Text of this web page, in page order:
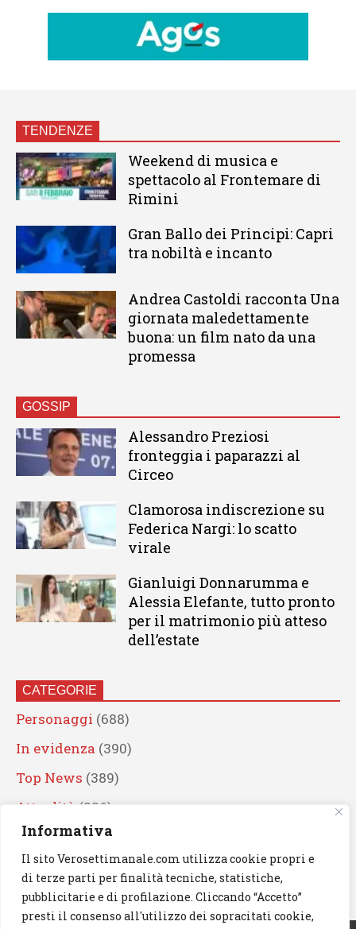
Informativa
Il sito Verosettimanale.com utilizza cookie propri e
di terze parti per finalità tecniche, statistiche,
pubblicitarie e di profilazione. Cliccando “Accetto”
presti il consenso all'utilizzo dei sopracitati cookie,
TENDENZE
Weekend di musica e
spettacolo al Frontemare di
Rimini
Gran Ballo dei Principi: Capri
tra nobiltà e incanto
Andrea Castoldi racconta Una
giornata maledettamente
buona: un film nato da una
promessa
GOSSIP
Alessandro Preziosi
fronteggia i paparazzi al
Circeo
Clamorosa indiscrezione su
Federica Nargi: lo scatto
virale
Gianluigi Donnarumma e
Alessia Elefante, tutto pronto
per il matrimonio più atteso
dell’estate
CATEGORIE
Personaggi (688)
In evidenza (390)
Top News (389)
Attualità (336)
Eventi(330)
Artisti (241)
News(238)